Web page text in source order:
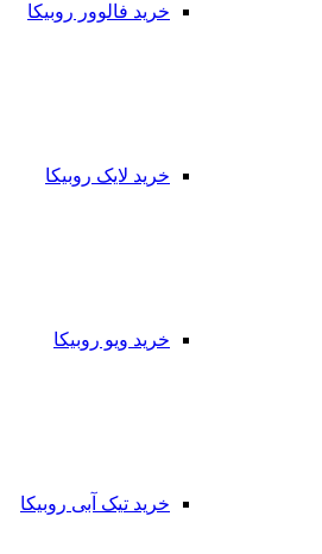
خرید فالوور روبیکا
خرید لایک روبیکا
خرید ویو روبیکا
خرید تیک آبی روبیکا